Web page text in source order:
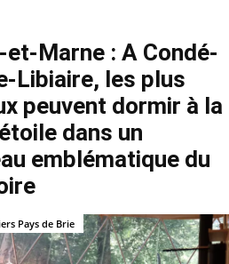
et-Marne : A Condé-
Libiaire, les plus
peuvent dormir à la
dans un
emblématique du
Pays de Brie